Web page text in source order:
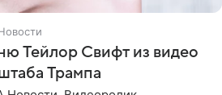
Тейлор Свифт из видео
Трампа